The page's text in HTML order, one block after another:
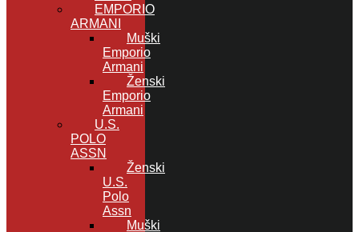
EMPORIO
ARMANI
Muški
Emporio
Armani
Ženski
Emporio
Armani
U.S.
POLO
ASSN
Ženski
U.S.
Polo
Assn
Muški